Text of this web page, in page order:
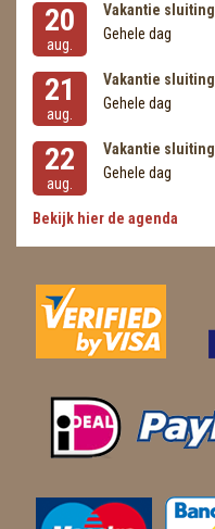
20
aug.
Vakantie sluiting
Gehele dag
21
aug.
Vakantie sluiting
Gehele dag
22
aug.
Vakantie sluiting
Gehele dag
Bekijk hier de agenda